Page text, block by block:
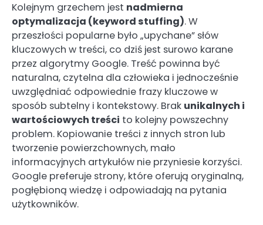
Kolejnym grzechem jest nadmierna
optymalizacja (keyword stuffing). W
przeszłości popularne było „upychane” słów
kluczowych w treści, co dziś jest surowo karane
przez algorytmy Google. Treść powinna być
naturalna, czytelna dla człowieka i jednocześnie
uwzględniać odpowiednie frazy kluczowe w
sposób subtelny i kontekstowy. Brak unikalnych i
wartościowych treści to kolejny powszechny
problem. Kopiowanie treści z innych stron lub
tworzenie powierzchownych, mało
informacyjnych artykułów nie przyniesie korzyści.
Google preferuje strony, które oferują oryginalną,
pogłębioną wiedzę i odpowiadają na pytania
użytkowników.